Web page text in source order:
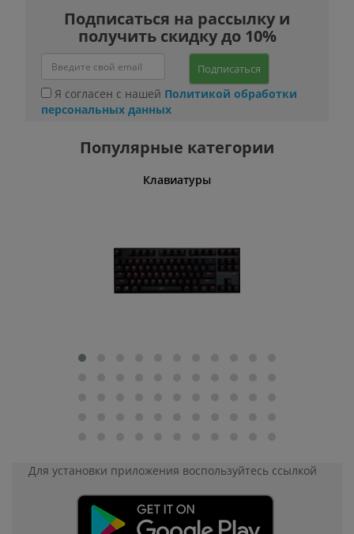
Подписаться на рассылку и
получить скидку до 10%
Подписаться
Я согласен с нашей Политикой обработки
персональных данных
Популярные категории
Клавиатуры
Для установки приложения воспользуйтесь ссылкой